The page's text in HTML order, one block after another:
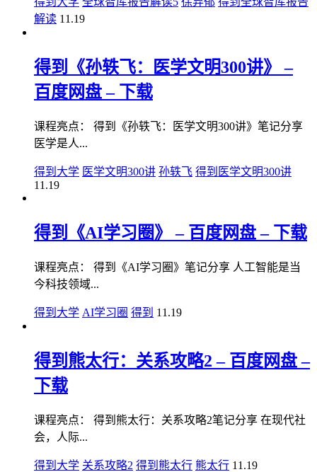
解读 11.19
得到《孙轶飞：医学文明300讲》 –
百度网盘 – 下载
课程亮点： 得到《孙轶飞：医学文明300讲》笔记分享
医学是人...
得到大学 医学文明300讲 孙轶飞 得到医学文明300讲
11.19
得到《AI学习圈》 – 百度网盘 – 下载
课程亮点： 得到《AI学习圈》笔记分享 人工智能是当
今科技领域...
得到大学 AI学习圈 得到 11.19
得到熊太行：关系攻略2 – 百度网盘 –
下载
课程亮点： 得到熊太行：关系攻略2笔记分享 在现代社
会，人际...
得到大学 关系攻略2 得到熊太行 熊太行 11.19